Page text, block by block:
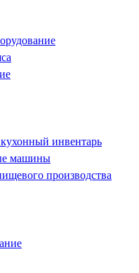
инвентарь
машины
производства